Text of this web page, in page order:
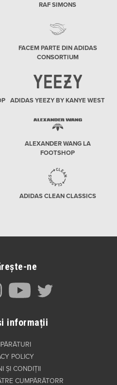
RAF SIMONS
FACEM PARTE DIN ADIDAS
CONSORTIUM
ADIDAS YEEZY BY KANYE WEST
ALEXANDER WANG LA
FOOTSHOP
ADIDAS CLEAN CLASSICS
ne
informații
POLICY
ȘI CONDIȚII
CUMPĂRĂTORR